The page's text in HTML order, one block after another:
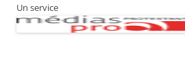
Un service